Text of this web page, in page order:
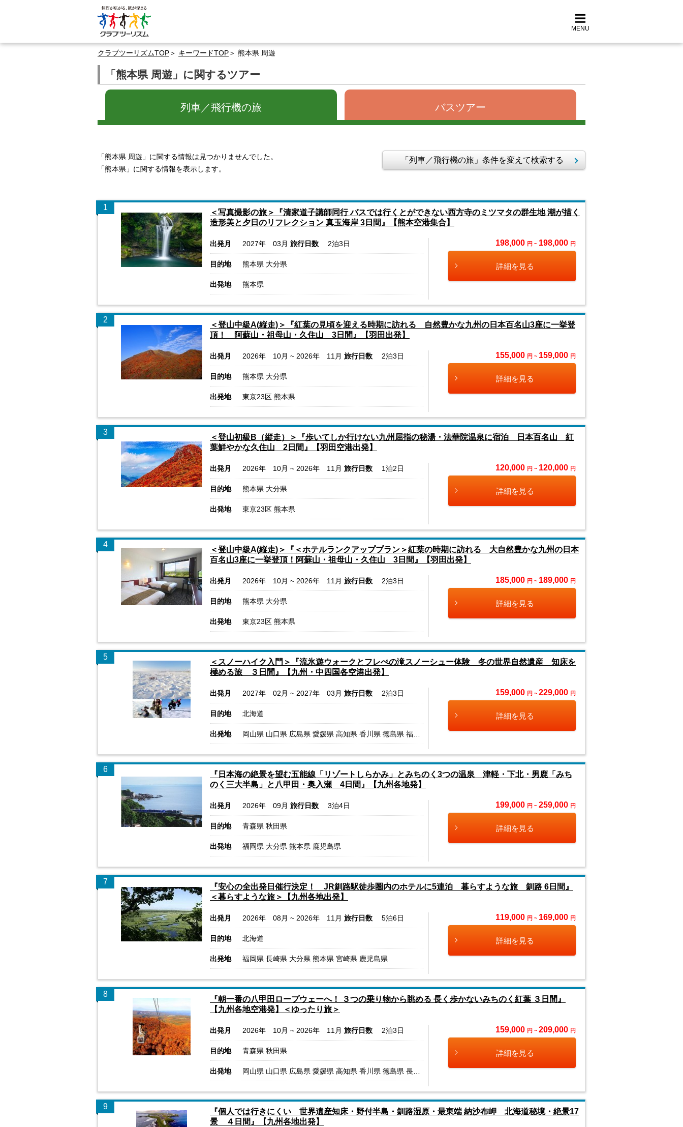
MENU
クラブツーリズムTOP キーワードTOP 熊本県 周遊
「熊本県 周遊」に関するツアー
列車／飛行機の旅 バスツアー
「熊本県 周遊」に関する情報は見つかりませんでした。
「熊本県」に関する情報を表示します。
「列車／飛行機の旅」条件を変えて検索する
1
＜写真撮影の旅＞『清家道子講師同行 バスでは行くとができない西方寺のミツマタの群生地 潮が描く
造形美と夕日のリフレクション 真玉海岸 3日間』【熊本空港集合】
出発月 2027年 03月 旅行日数 2泊3日
目的地 熊本県 大分県
出発地 熊本県
198,000 円 ~ 198,000 円
詳細を見る
2
＜登山中級A(縦走)＞『紅葉の見頃を迎える時期に訪れる 自然豊かな九州の日本百名山3座に一挙登
頂！ 阿蘇山・祖母山・久住山 3日間』【羽田出発】
出発月 2026年 10月 ~ 2026年 11月 旅行日数 2泊3日
目的地 熊本県 大分県
出発地 東京23区 熊本県
155,000 円 ~ 159,000 円
詳細を見る
3
＜登山初級B（縦走）＞『歩いてしか行けない九州屈指の秘湯・法華院温泉に宿泊 日本百名山 紅
葉鮮やかな久住山 2日間』【羽田空港出発】
出発月 2026年 10月 ~ 2026年 11月 旅行日数 1泊2日
目的地 熊本県 大分県
出発地 東京23区 熊本県
120,000 円 ~ 120,000 円
詳細を見る
4
＜登山中級A(縦走)＞『＜ホテルランクアッププラン＞紅葉の時期に訪れる 大自然豊かな九州の日本
百名山3座に一挙登頂！阿蘇山・祖母山・久住山 3日間』【羽田出発】
出発月 2026年 10月 ~ 2026年 11月 旅行日数 2泊3日
目的地 熊本県 大分県
出発地 東京23区 熊本県
185,000 円 ~ 189,000 円
詳細を見る
5
＜スノーハイク入門＞『流氷遊ウォークとフレぺの滝スノーシュー体験 冬の世界自然遺産 知床を
極める旅 ３日間』【九州・中四国各空港出発】
出発月 2027年 02月 ~ 2027年 03月 旅行日数 2泊3日
目的地 北海道
出発地
159,000 円 ~ 229,000 円
詳細を見る
6
『日本海の絶景を望む五能線「リゾートしらかみ」とみちのく3つの温泉 津軽・下北・男鹿「みち
のく三大半島」と八甲田・奥入瀬 4日間』【九州各地発】
出発月 2026年 09月 旅行日数 3泊4日
目的地 青森県 秋田県
出発地 福岡県 大分県 熊本県 鹿児島県
199,000 円 ~ 259,000 円
詳細を見る
7
『安心の全出発日催行決定！ JR釧路駅徒歩圏内のホテルに5連泊 暮らすような旅 釧路 6日間』
＜暮らすような旅＞【九州各地出発】
出発月 2026年 08月 ~ 2026年 11月 旅行日数 5泊6日
目的地 北海道
出発地 福岡県 長崎県 大分県 熊本県 宮崎県 鹿児島県
119,000 円 ~ 169,000 円
詳細を見る
8
『朝一番の八甲田ロープウェーへ！ ３つの乗り物から眺める 長く歩かないみちのく紅葉 ３日間』
【九州各地空港発】＜ゆったり旅＞
出発月 2026年 10月 ~ 2026年 11月 旅行日数 2泊3日
目的地 青森県 秋田県
出発地
159,000 円 ~ 209,000 円
詳細を見る
9
『個人では行きにくい 世界遺産知床・野付半島・釧路湿原・最東端 納沙布岬 北海道秘境・絶景17
景 ４日間』【九州各地出発】